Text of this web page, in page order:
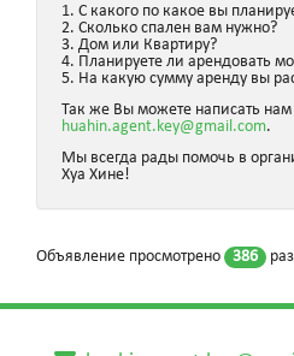
1. С какого по какое вы
2. Сколько спален вам нужно?
3. Дом или Квартиру?
4. Планируете ли арендовать
5. На какую сумму аренду вы
Так же Вы можете написать
huahin.agent.key@gmail.com.
Мы всегда рады помочь в
Хуа Хине!
Объявление просмотрено 386 раз